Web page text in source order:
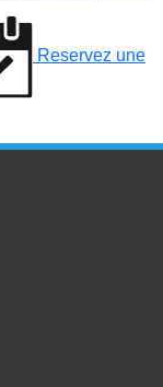
Reservez une